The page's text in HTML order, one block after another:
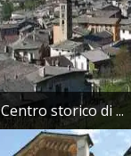
Centro storico di ...